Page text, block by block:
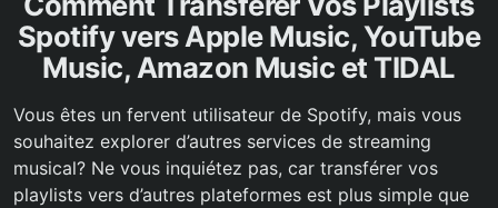
Spotify vers Apple Music, YouTube
Music, Amazon Music et TIDAL
Vous êtes un fervent utilisateur de Spotify, mais vous
souhaitez explorer d’autres services de streaming
musical? Ne vous inquiétez pas, car transférer vos
playlists vers d’autres plateformes est plus simple que